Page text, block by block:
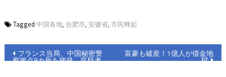
Tagged 中国各地, 合肥市, 安徽省, 市民蜂起
投フランス当局、中国秘密警
察拠点9カ所を摘発 容疑者
富豪も破産！1億人が借金地
獄